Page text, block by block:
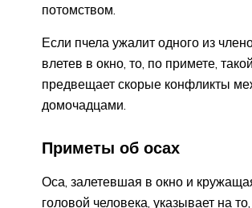
потомством.
Если пчела ужалит одного из
влетев в окно, то, по примете,
предвещает скорые конфликты
домочадцами.
Приметы об осах
Оса, залетевшая в окно и
головой человека, указывает на